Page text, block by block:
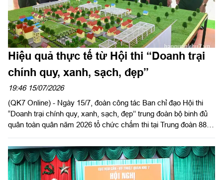
Hiệu quả thực tế từ Hội thi “Doanh trại
chính quy, xanh, sạch, đẹp”
19:46 15/07/2026
(QK7 Online) - Ngày 15/7, đoàn công tác Ban chỉ đạo Hội thi
“Doanh trại chính quy, xanh, sạch, đẹp’’ trung đoàn bộ binh đủ
quân toàn quân năm 2026 tổ chức chấm thi tại Trung đoàn 88,